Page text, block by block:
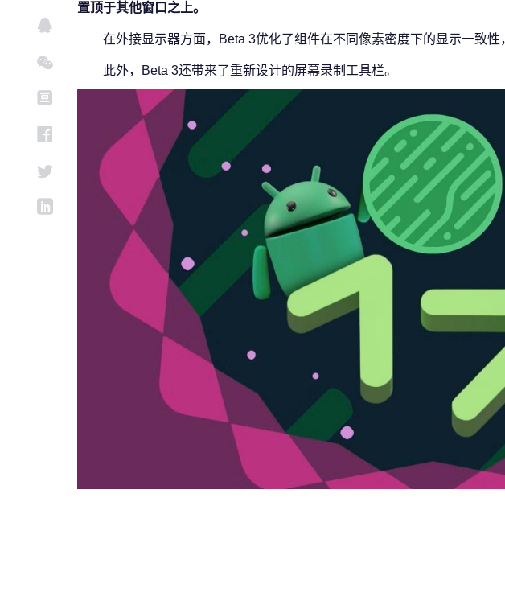
置顶于其他窗口之上。
在外接显示器方面，Beta 3优化了组件在不同像素密度下的显示一致性
此外，Beta 3还带来了重新设计的屏幕录制工具栏。